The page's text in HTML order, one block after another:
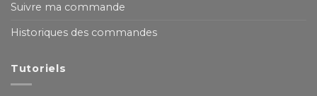
Suivre ma commande
Historiques des commandes
Tutoriels